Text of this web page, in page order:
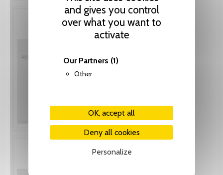
and gives you control
over what you want to
activate
Our Partners (1)
Other
OK, accept all
Deny all cookies
Personalize